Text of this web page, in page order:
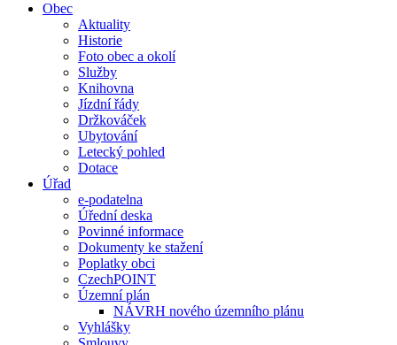
Obec
Aktuality
Historie
Foto obec a okolí
Služby
Knihovna
Jízdní řády
Držkováček
Ubytování
Letecký pohled
Dotace
Úřad
e-podatelna
Úřední deska
Povinné informace
Dokumenty ke stažení
Poplatky obci
CzechPOINT
Územní plán
NÁVRH nového územního plánu
Vyhlášky